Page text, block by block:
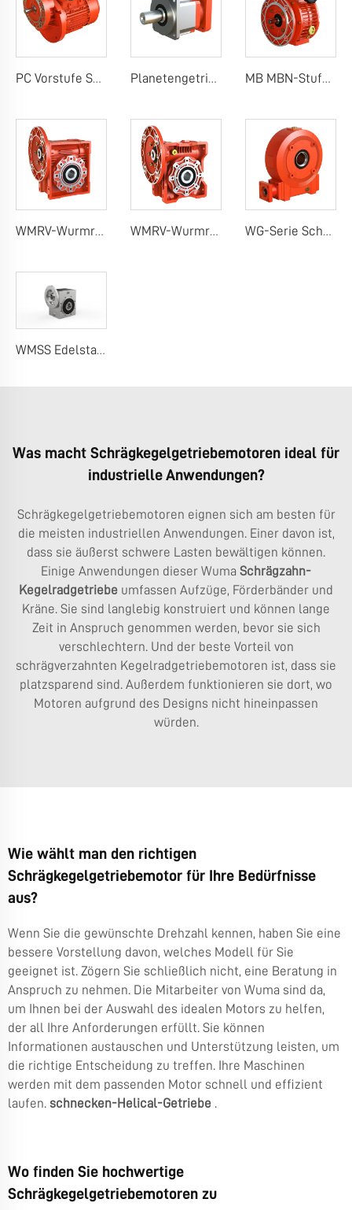
PC Vorstufe Schneckenradgetriebe Planetengetriebe MB MBN-Stufenlosvariator
WMRV-Wurmradgetriebe (klassisches Design) WMRV-Wurmrad-Reduzierer (einzigartiges Design) WG-Serie Schneckengetriebe
WMSS Edelstahl-Worm-Getriebe
Was macht Schrägkegelgetriebemotoren ideal für
industrielle Anwendungen?
Schrägkegelgetriebemotoren eignen sich am besten für
die meisten industriellen Anwendungen. Einer davon ist,
dass sie äußerst schwere Lasten bewältigen können.
Einige Anwendungen dieser Wuma Schrägzahn-
Kegelradgetriebe umfassen Aufzüge, Förderbänder und
Kräne. Sie sind langlebig konstruiert und können lange
Zeit in Anspruch genommen werden, bevor sie sich
verschlechtern. Und der beste Vorteil von
schrägverzahnten Kegelradgetriebemotoren ist, dass sie
platzsparend sind. Außerdem funktionieren sie dort, wo
Motoren aufgrund des Designs nicht hineinpassen
würden.
Wie wählt man den richtigen
Schrägkegelgetriebemotor für Ihre Bedürfnisse
aus?
Wenn Sie die gewünschte Drehzahl kennen, haben Sie eine
bessere Vorstellung davon, welches Modell für Sie
geeignet ist. Zögern Sie schließlich nicht, eine Beratung in
Anspruch zu nehmen. Die Mitarbeiter von Wuma sind da,
um Ihnen bei der Auswahl des idealen Motors zu helfen,
der all Ihre Anforderungen erfüllt. Sie können
Informationen austauschen und Unterstützung leisten, um
die richtige Entscheidung zu treffen. Ihre Maschinen
werden mit dem passenden Motor schnell und effizient
laufen. schnecken-Helical-Getriebe .
Wo finden Sie hochwertige
Schrägkegelgetriebemotoren zu